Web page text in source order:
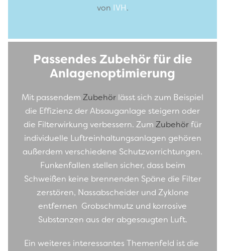
von IVH.
Passendes Zubehör für die
Anlagenoptimierung
Mit passendem Zubehör lässt sich zum Beispiel
die Effizienz der Absauganlage steigern oder
die Filterwirkung verbessern. Zum Zubehörfür
individuelle Luftreinhaltungsanlagen gehören
außerdem verschiedene Schutzvorrichtungen.
Funkenfallen stellen sicher, dass beim
Schweißen keine brennenden Späne die Filter
zerstören, Nassabscheider und Zyklone
entfernen Grobschmutz und korrosive
Substanzen aus der abgesaugten Luft.
Ein weiteres interessantes Themenfeld ist die